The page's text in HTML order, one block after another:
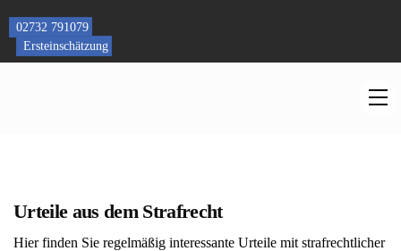
content
02732 791079
Ersteinschätzung
Urteile aus dem Strafrecht
Hier finden Sie regelmäßig interessante Urteile mit strafrechtlicher